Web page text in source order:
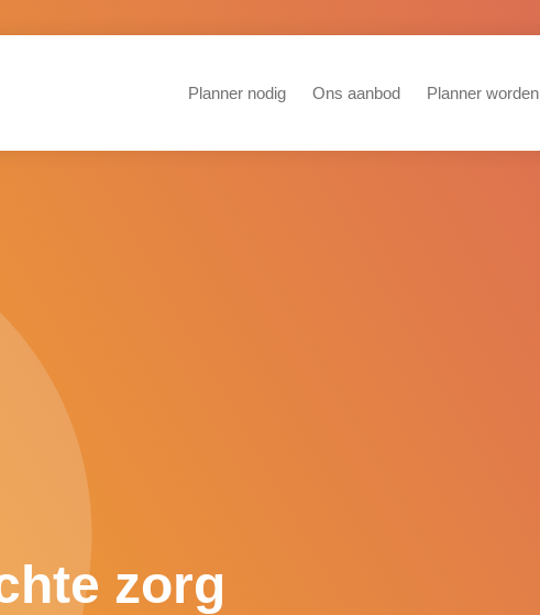
Planner nodig Ons aanbod Planner worden
zorg